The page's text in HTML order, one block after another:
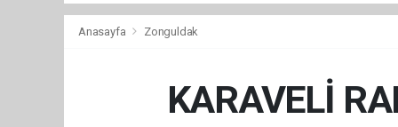
Anasayfa Zonguldak
KARAVELİ